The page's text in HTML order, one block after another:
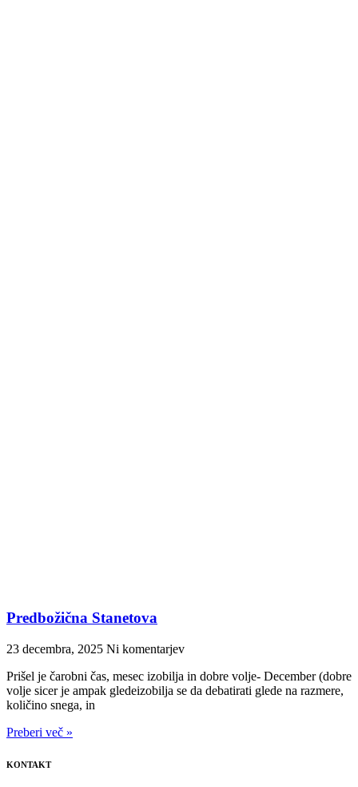
Predbožična Stanetova
23 decembra, 2025 Ni komentarjev
Prišel je čarobni čas, mesec izobilja in dobre volje- December (dobre
volje sicer je ampak gledeizobilja se da debatirati glede na razmere,
količino snega, in
Preberi več »
KONTAKT